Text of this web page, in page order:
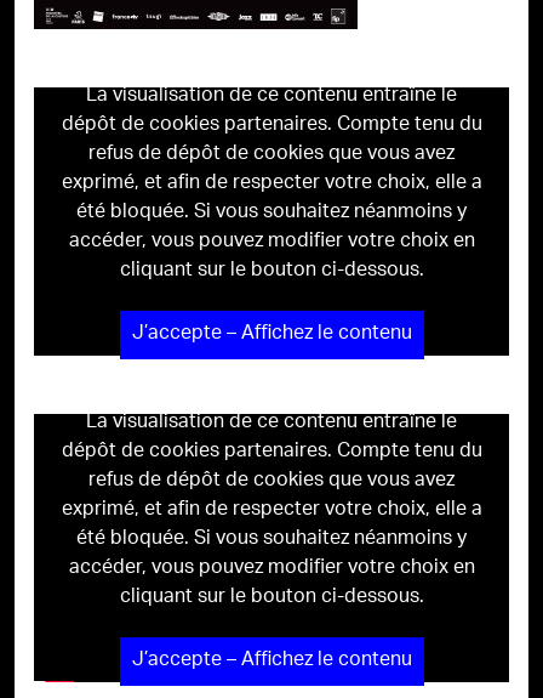
La visualisation de ce contenu entraîne le
dépôt de cookies partenaires. Compte tenu du
refus de dépôt de cookies que vous avez
exprimé, et afin de respecter votre choix, elle a
été bloquée. Si vous souhaitez néanmoins y
accéder, vous pouvez modifier votre choix en
cliquant sur le bouton ci-dessous.
J’accepte – Affichez le contenu
La visualisation de ce contenu entraîne le
dépôt de cookies partenaires. Compte tenu du
refus de dépôt de cookies que vous avez
exprimé, et afin de respecter votre choix, elle a
été bloquée. Si vous souhaitez néanmoins y
accéder, vous pouvez modifier votre choix en
cliquant sur le bouton ci-dessous.
J’accepte – Affichez le contenu